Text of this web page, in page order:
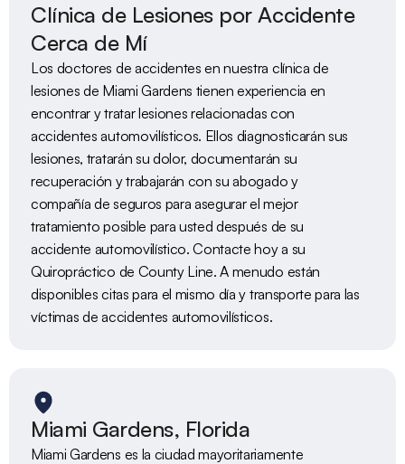
Clínica de Lesiones por Accidente
Cerca de Mí
Los doctores de accidentes en nuestra clínica de
lesiones de Miami Gardens tienen experiencia en
encontrar y tratar lesiones relacionadas con
accidentes automovilísticos. Ellos diagnosticarán sus
lesiones, tratarán su dolor, documentarán su
recuperación y trabajarán con su abogado y
compañía de seguros para asegurar el mejor
tratamiento posible para usted después de su
accidente automovilístico. Contacte hoy a su
Quiropráctico de County Line. A menudo están
disponibles citas para el mismo día y transporte para las
víctimas de accidentes automovilísticos.
Miami Gardens, Florida
Miami Gardens es la ciudad mayoritariamente